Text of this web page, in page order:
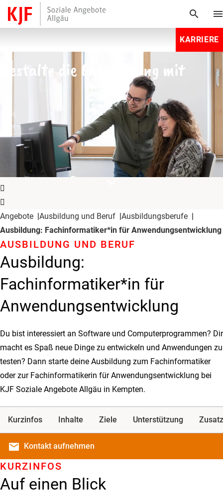
search
KARRIERE
Gestalte die Entwicklung mit
expand_more
Angebote Ausbildung und Beruf
Ausbildungsberufe
Ausbildung: Fachinformatiker*in für Anwendungsentwicklung
Ausbildung:
Fachinformatiker*in für
Anwendungsentwicklung
AUSBILDUNG UND BERUF
Du bist interessiert an Software und Computerprogrammen? Dir
macht es Spaß neue Dinge zu entwickeln und Anwendungen zu
testen? Dann starte deine Ausbildung zum Fachinformatiker
oder zur Fachinformatikerin für Anwendungsentwicklung bei
KJF Soziale Angebote Allgäu in Kempten.
Kurzinfos Inhalte Ziele Unterstützung
email Kontakt aufnehmen
Auf einen Blick
KURZINFOS